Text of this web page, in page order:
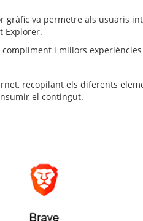
gràfic va permetre als usuaris
Explorer.
i millors experiències
recopilant els diferents
el contingut.